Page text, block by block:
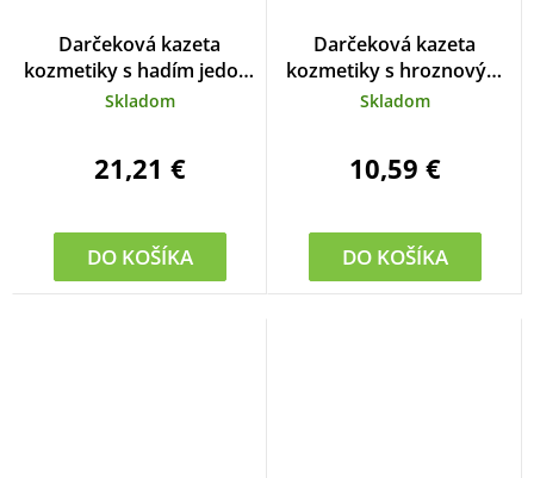
Darčeková kazeta
kozmetiky s hadím jedom
SERPENSDERM
Skladom
21,21 €
DO KOŠÍKA
Darčeková kazeta
kozmetiky s hroznovým
vínom
Skladom
10,59 €
DO KOŠÍKA